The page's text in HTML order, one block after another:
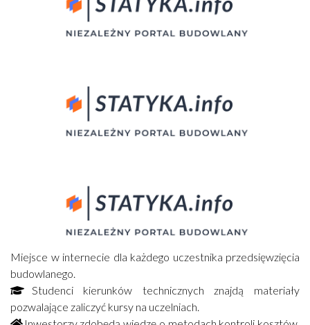
Miejsce w internecie dla każdego uczestnika przedsięwzięcia
budowlanego.
Studenci kierunków technicznych znajdą materiały
pozwalające zaliczyć kursy na uczelniach.